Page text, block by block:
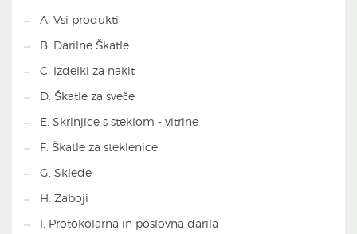
A. Vsi produkti
B. Darilne Škatle
C. Izdelki za nakit
D. Škatle za sveče
E. Skrinjice s steklom - vitrine
F. Škatle za steklenice
G. Sklede
H. Zaboji
I. Protokolarna in poslovna darila